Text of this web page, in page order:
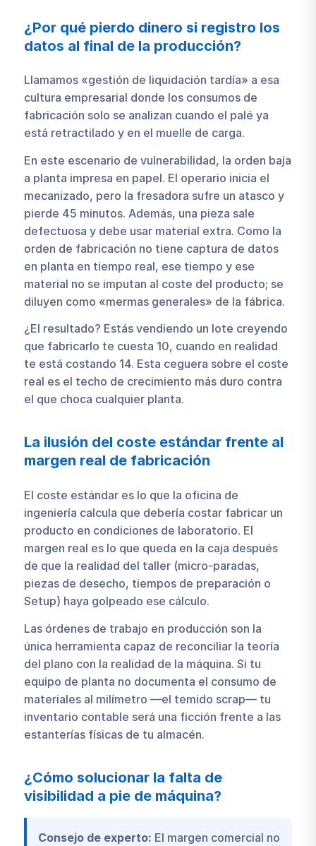
¿Por qué pierdo dinero si registro los
datos al final de la producción?
Llamamos «gestión de liquidación tardía» a esa
cultura empresarial donde los consumos de
fabricación solo se analizan cuando el palé ya
está retractilado y en el muelle de carga.
En este escenario de vulnerabilidad, la orden baja
a planta impresa en papel. El operario inicia el
mecanizado, pero la fresadora sufre un atasco y
pierde 45 minutos. Además, una pieza sale
defectuosa y debe usar material extra. Como la
orden de fabricación no tiene captura de datos
en planta en tiempo real, ese tiempo y ese
material no se imputan al coste del producto; se
diluyen como «mermas generales» de la fábrica.
¿El resultado? Estás vendiendo un lote creyendo
que fabricarlo te cuesta 10, cuando en realidad
te está costando 14. Esta ceguera sobre el coste
real es el techo de crecimiento más duro contra
el que choca cualquier planta.
La ilusión del coste estándar frente al
margen real de fabricación
El coste estándar es lo que la oficina de
ingeniería calcula que debería costar fabricar un
producto en condiciones de laboratorio. El
margen real es lo que queda en la caja después
de que la realidad del taller (micro-paradas,
piezas de desecho, tiempos de preparación o
Setup) haya golpeado ese cálculo.
Las órdenes de trabajo en producción son la
única herramienta capaz de reconciliar la teoría
del plano con la realidad de la máquina. Si tu
equipo de planta no documenta el consumo de
materiales al milímetro —el temido scrap— tu
inventario contable será una ficción frente a las
estanterías físicas de tu almacén.
¿Cómo solucionar la falta de
visibilidad a pie de máquina?
Consejo de experto: El margen comercial no